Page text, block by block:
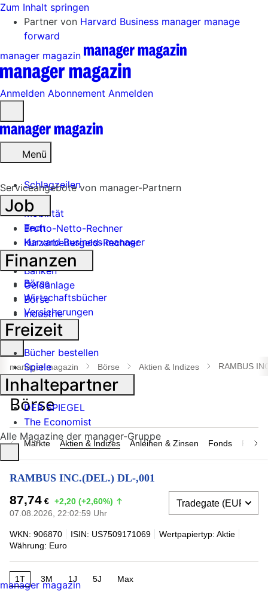
Zum Inhalt springen
Partner von Harvard Business manager manage
forward
manager magazin
Anmelden Abonnement Anmelden
öffnen
Menü
Schlagzeilen
Mobilität
Tech
Harvard Business manager
Handel
Banken
Geldanlage
Börse
Industrie
Suche
öffnen
manager magazin Börse Aktien & Indizes RAMBUS
Märkte Aktien & Indizes Anleihen & Zinsen Fonds
RAMBUS INC.(DEL.) DL-,001
87,74 € +2,20 (+2,60%)
07.08.2026, 22:02:59 Uhr
WKN: 906870 ISIN: US7509171069
Wertpapiertyp: Aktie
Währung: Euro
1T 3M 1J 5J Max
Serviceangebote von manager-Partnern
Job
Brutto-Netto-Rechner
Kurzarbeitergeld-Rechner
Finanzen
Börse
Wirtschaftsbücher
Versicherungen
Freizeit
Bücher bestellen
Spiele
Inhaltepartner
DER SPIEGEL
The Economist
Alle Magazine der manager-Gruppe
manager magazin